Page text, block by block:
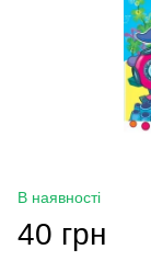
В наявності
40 грн